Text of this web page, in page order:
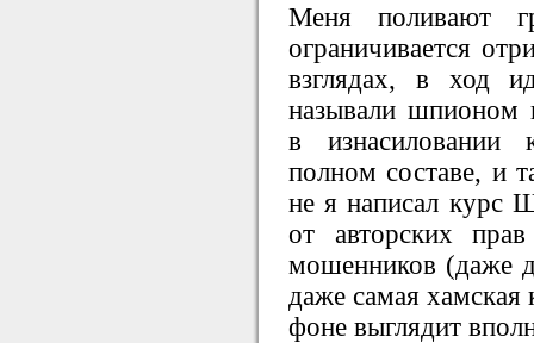
Меня поливают
ограничивается
взглядах, в ход
называли шпионом
в изнасиловании
полном составе, и
не я написал курс
от авторских
мошенников (даже
даже самая хамская
фоне выглядит